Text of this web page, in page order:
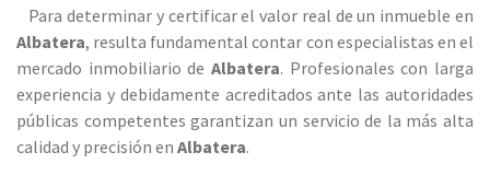
Para determinar y certificar el valor real de un inmueble en
Albatera, resulta fundamental contar con especialistas en el
mercado inmobiliario de Albatera. Profesionales con larga
experiencia y debidamente acreditados ante las autoridades
públicas competentes garantizan un servicio de la más alta
calidad y precisión en Albatera.